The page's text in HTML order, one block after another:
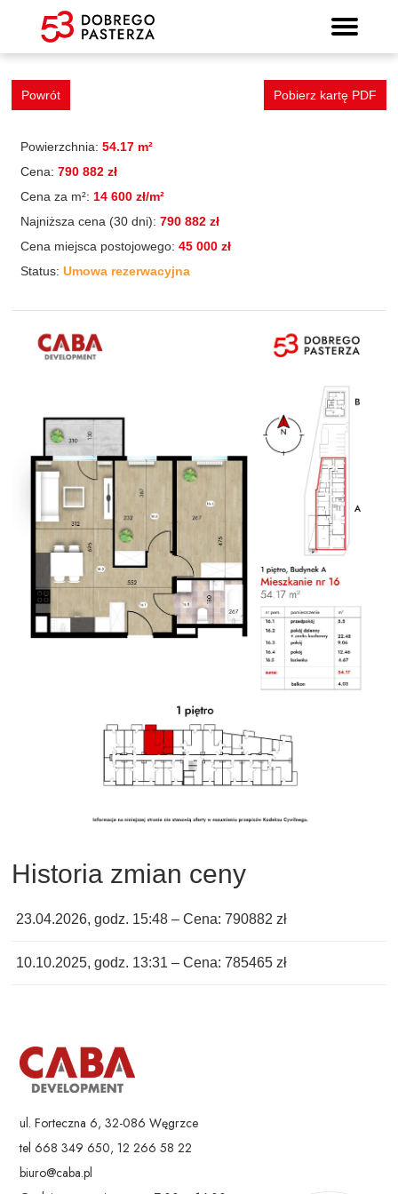
Mieszkanie 16
Wyszukiwarka mieszkań
Powrót Pobierz kartę PDF
Powierzchnia: 54.17 m²
Cena: 790 882 zł
Cena za m²: 14 600 zł/m²
Najniższa cena (30 dni): 790 882 zł
Cena miejsca postojowego: 45 000 zł
Status: Umowa rezerwacyjna
Historia zmian ceny
23.04.2026, godz. 15:48 – Cena: 790882 zł
10.10.2025, godz. 13:31 – Cena: 785465 zł
ul. Forteczna 6, 32-086 Węgrzce
tel 668 349 650, 12 266 58 22
biuro@caba.pl